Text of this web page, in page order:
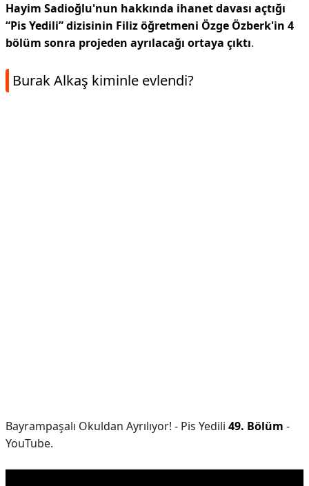
Hayim Sadioğlu'nun hakkında ihanet davası açtığı
“Pis Yedili” dizisinin Filiz öğretmeni Özge Özberk'in 4
bölüm sonra projeden ayrılacağı ortaya çıktı.
Burak Alkaş kiminle evlendi?
Bayrampaşalı Okuldan Ayrılıyor! - Pis Yedili 49. Bölüm -
YouTube.